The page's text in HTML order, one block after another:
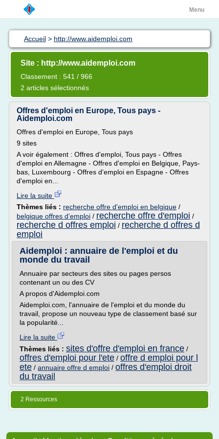
Menu
Accueil > http://www.aidemploi.com
Site : http://www.aidemploi.com
Classement : 541 / 966
2 articles sélectionnés
Offres d'emploi en Europe, Tous pays -
Aidemploi.com
Offres d'emploi en Europe, Tous pays
9 sites
A voir également : Offres d'emploi, Tous pays - Offres
d'emploi en Allemagne - Offres d'emploi en Belgique, Pays-
bas, Luxembourg - Offres d'emploi en Espagne - Offres
d'emploi en...
Lire la suite
Thèmes liés : recherche offre d'emploi en belgique /
belgique offres d'emploi / recherche offre d'emploi /
recherche d offres emploi / recherche d offres d
emploi
Aidemploi : annuaire de l'emploi et du
monde du travail
Annuaire par secteurs des sites ou pages persos
contenant un ou des CV
A propos d'Aidemploi.com
Aidemploi.com, l'annuaire de l'emploi et du monde du
travail, propose un nouveau type de classement basé sur
la popularité...
Lire la suite
Thèmes liés : sites d'offre d'emploi en france /
offres d'emploi pour l'ete / offre d emploi pour l
ete / annuaire offre d emploi / offres d'emploi droit
du travail
2 Ressources